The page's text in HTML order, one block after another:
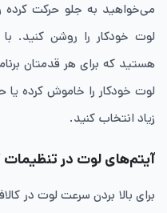
می‌خواهید به جلو حرکت کرده
لوت خودکار را روشن کنید.
هستید که برای هر قدمتان
لوت خودکار را خاموش کرده یا
زیاد انتخاب کنید.
آیتم‌های لوت در تنظیمات
برای بالا بردن سرعت لوت در